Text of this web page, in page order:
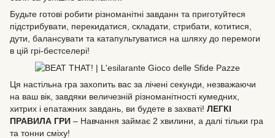
Будьте готові робити різноманітні завданн та приготуйтеся
підстрибувати, перекидатися, складати, стрибати, котитися,
дути, балансувати та катапультуватися на шляху до перемоги
в цій грі-бестселері!
Ця настільна гра захопить вас за лічені секунди, незважаючи
на ваш вік, завдяки величезній різноманітності кумедних,
хитрих і епатажних завдань, ви будете в захваті! ЛЕГКІ
ПРАВИЛА ГРИ – Навчання займає 2 хвилини, а далі тільки гра
та тонни сміху!